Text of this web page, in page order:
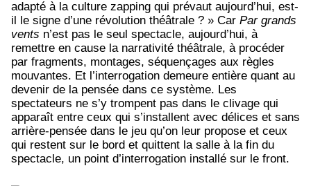
adapté à la culture zapping qui prévaut aujourd’hui, est-
il le signe d’une révolution théâtrale ? » Car Par grands
vents n’est pas le seul spectacle, aujourd’hui, à
remettre en cause la narrativité théâtrale, à procéder
par fragments, montages, séquençages aux règles
mouvantes. Et l’interrogation demeure entière quant au
devenir de la pensée dans ce système. Les
spectateurs ne s’y trompent pas dans le clivage qui
apparaît entre ceux qui s’installent avec délices et sans
arrière-pensée dans le jeu qu’on leur propose et ceux
qui restent sur le bord et quittent la salle à la fin du
spectacle, un point d’interrogation installé sur le front.